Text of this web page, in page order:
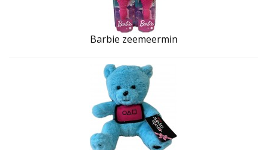
Barbie zeemeermin